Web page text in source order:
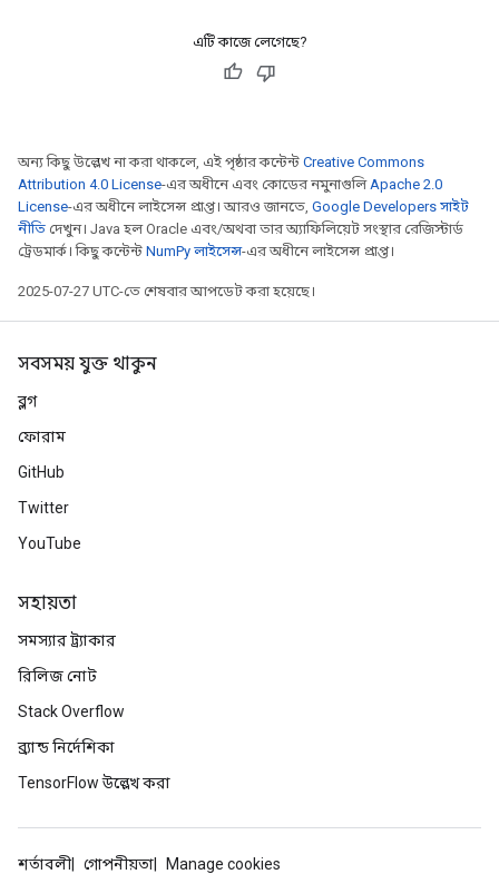
এটি কাজে লেগেছে?
অন্য কিছু উল্লেখ না করা থাকলে, এই পৃষ্ঠার কন্টেন্ট Creative Commons
Attribution 4.0 License-এর অধীনে এবং কোডের নমুনাগুলিApache 2.0
License-এর অধীনে লাইসেন্স প্রাপ্ত। আরও জানতে, Google Developers সাইট
নীতি দেখুন। Java হল Oracle এবং/অথবা তার অ্যাফিলিয়েট সংস্থার রেজিস্টার্ড
ট্রেডমার্ক। কিছু কন্টেন্ট NumPy লাইসেন্স-এর অধীনে লাইসেন্স প্রাপ্ত।
2025-07-27 UTC-তে শেষবার আপডেট করা হয়েছে।
সবসময় যুক্ত থাকুন
ব্লগ
ফোরাম
GitHub
Twitter
YouTube
সহায়তা
সমস্যার ট্র্যাকার
রিলিজ নোট
Stack Overflow
ব্র্যান্ড নির্দেশিকা
TensorFlow উল্লেখ করা
শর্তাবলী গোপনীয়তা
Manage cookies